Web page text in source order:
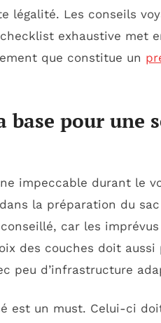
Les conseils
exhaustive met
que constitue un
pour une
impeccable durant le
la préparation du sac
car les
des couches doit aussi
peu d’infrastructure
est un must. Celui-ci